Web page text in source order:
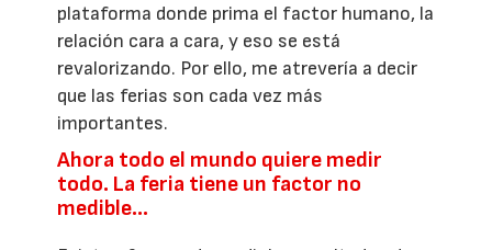
plataforma donde prima el factor humano, la
relación cara a cara, y eso se está
revalorizando. Por ello, me atrevería a decir
que las ferias son cada vez más
importantes.
Ahora todo el mundo quiere medir
todo. La feria tiene un factor no
medible…